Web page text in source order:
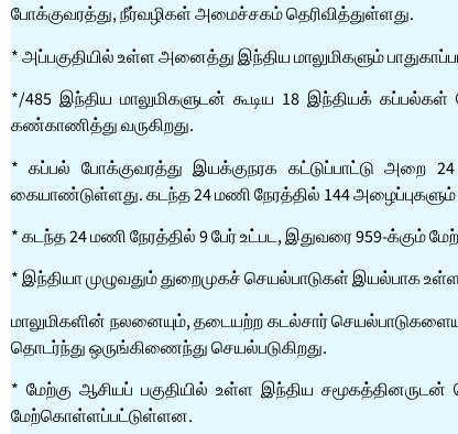
போக்குவரத்து, நீர்வழிகள் அமைச்சகம் தெரிவித்துள்ளது.
* அப்பகுதியில் உள்ள அனைத்து இந்திய மாலுமிகளும்
*/485 இந்திய மாலுமிகளுடன் கூடிய 18 இந்தியக்
கண்காணித்து வருகிறது.
* கப்பல் போக்குவரத்து இயக்குநரக கட்டுப்பாட்டு அறை
கையாண்டுள்ளது. கடந்த 24 மணி நேரத்தில் 144
* கடந்த 24 மணி நேரத்தில் 9 பேர் உட்பட, இதுவரை 959-க்கும்
* இந்தியா முழுவதும் துறைமுகச் செயல்பாடுகள் இயல்பாக
மாலுமிகளின் நலனையும், தடையற்ற கடல்சார்
தொடர்ந்து ஒருங்கிணைந்து செயல்படுகிறது.
* மேற்கு ஆசியப் பகுதியில் உள்ள இந்திய
மேற்கொள்ளப்பட்டுள்ளன.